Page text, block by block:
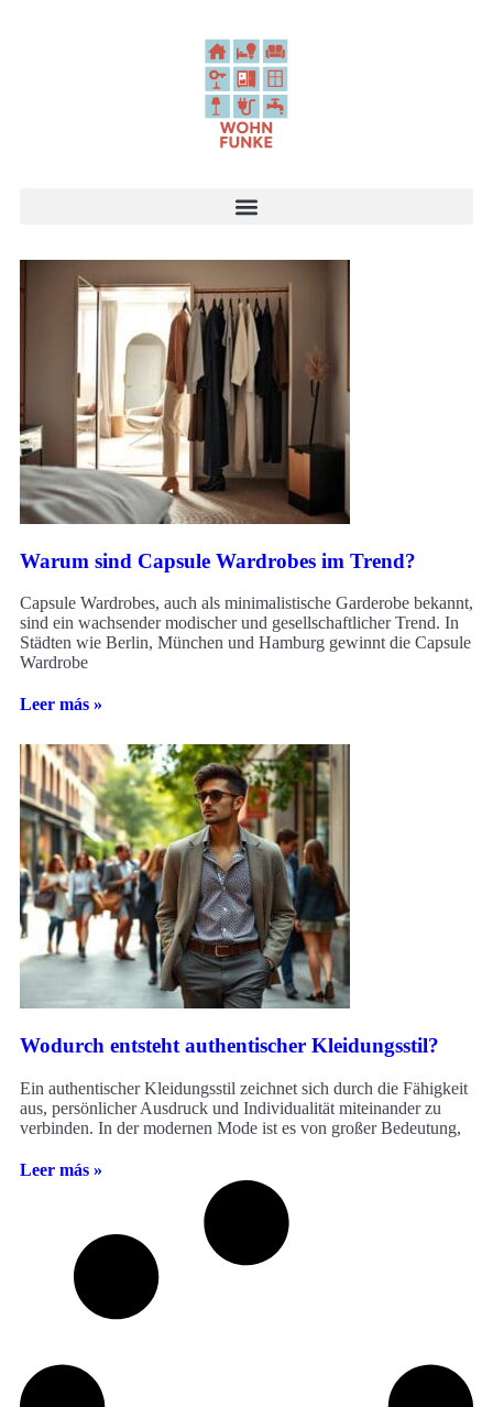
Warum sind Capsule Wardrobes im Trend?
Capsule Wardrobes, auch als minimalistische Garderobe bekannt,
sind ein wachsender modischer und gesellschaftlicher Trend. In
Städten wie Berlin, München und Hamburg gewinnt die Capsule
Wardrobe
Leer más »
Wodurch entsteht authentischer Kleidungsstil?
Ein authentischer Kleidungsstil zeichnet sich durch die Fähigkeit
aus, persönlicher Ausdruck und Individualität miteinander zu
verbinden. In der modernen Mode ist es von großer Bedeutung,
Leer más »